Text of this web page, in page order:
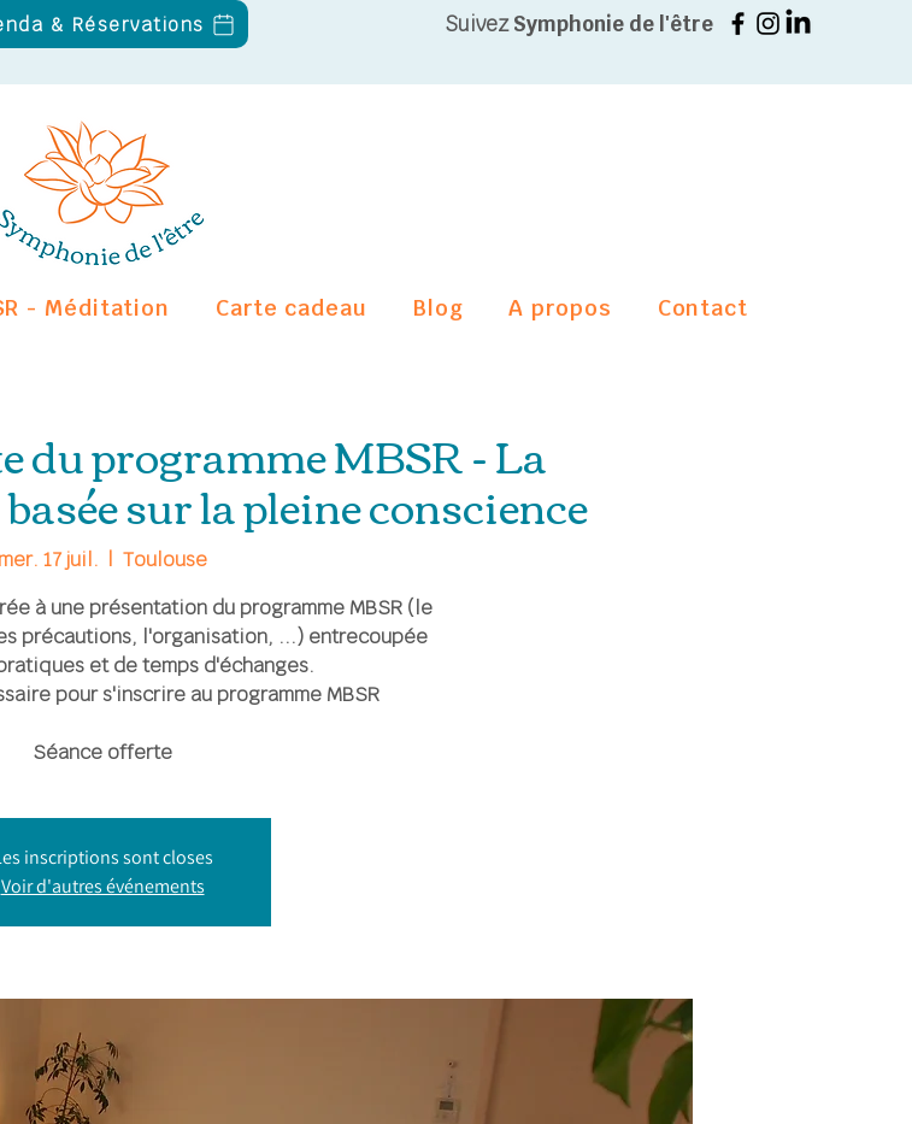
& Réservations SuivezSymphonie de l'être
- Méditation Carte cadeau Blog A propos Contact
du programme MBSR - La
sur la pleine conscience
mer. 17 juil.
  |
Toulouse
à une présentation du programme MBSR (le
précautions, l'organisation, ...) entrecoupée
et de temps d'échanges.
pour s'inscrire au programme MBSR
Séance offerte
inscriptions sont closes
Voir d'autres événements